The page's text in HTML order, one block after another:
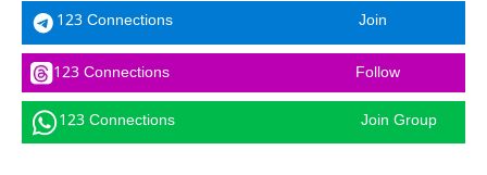
123 Connections Join
123 Connections Follow
123 Connections Join Group